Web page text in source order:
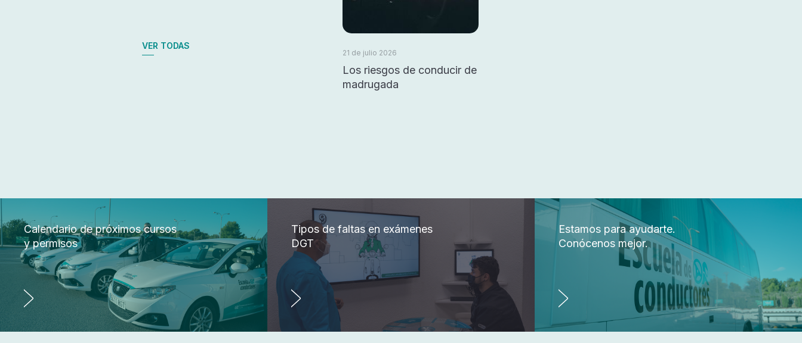
VER TODAS
21 de julio 2026
Los riesgos de conducir de
madrugada
Calendario de próximos cursos
y permisos
Tipos de faltas en exámenes
DGT
Estamos para ayudarte.
Conócenos mejor.